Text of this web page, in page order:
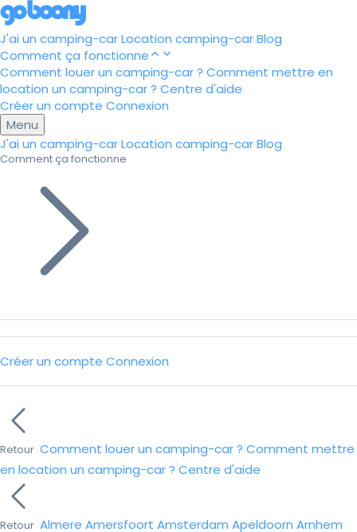
J'ai un camping-carLocation camping-carBlog
Comment ça fonctionne
Comment louer un camping-car ? Comment mettre en
location un camping-car ? Centre d'aide
Créer un compte Connexion
Menu
J'ai un camping-carLocation camping-carBlog
Comment ça fonctionne
Créer un compte Connexion
Retour Comment louer un camping-car ? Comment mettre
en location un camping-car ? Centre d'aide
Retour Almere Amersfoort Amsterdam Apeldoorn Arnhem